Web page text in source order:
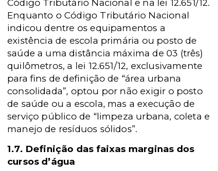
Código Tributário Nacional e na lei 12.651/12.
Enquanto o Código Tributário Nacional
indicou dentre os equipamentos a
existência de escola primária ou posto de
saúde a uma distância máxima de 03 (três)
quilômetros, a lei 12.651/12, exclusivamente
para fins de definição de “área urbana
consolidada”, optou por não exigir o posto
de saúde ou a escola, mas a execução de
serviço público de “limpeza urbana, coleta e
manejo de resíduos sólidos”.
1.7. Definição das faixas marginas dos
cursos d’água